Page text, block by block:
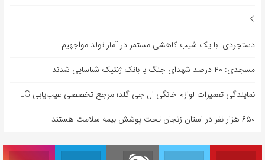
دستجردی: با یک شیب کاهشی مستمر در آمار تولد مواجهیم
مسجدی: ۴۰ درصد شهدای جنگ با بانک ژنتیک شناسایی شدند
نمایندگی تعمیرات لوازم خانگی ال جی گلد؛ مرجع تخصصی عیب‌یابی LG
۶۵۰ هزار نفر در استان زنجان تحت پوشش بیمه سلامت هستند